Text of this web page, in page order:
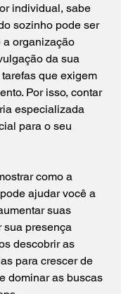
individual, sabe
sozinho pode ser
a organização
da sua
que exigem
Por isso, contar
especializada
para o seu
como a
ajudar você a
suas
sua presença
descobrir as
para crescer de
dominar as buscas